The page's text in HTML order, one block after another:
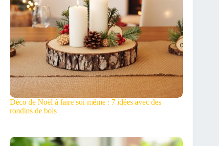
Déco de Noël à faire soi-même : 7 idées avec des
rondins de bois